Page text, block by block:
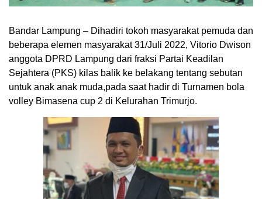
Bandar Lampung – Dihadiri tokoh masyarakat pemuda dan
beberapa elemen masyarakat 31/Juli 2022, Vitorio Dwison
anggota DPRD Lampung dari fraksi Partai Keadilan
Sejahtera (PKS) kilas balik ke belakang tentang sebutan
untuk anak anak muda,pada saat hadir di Turnamen bola
volley Bimasena cup 2 di Kelurahan Trimurjo.